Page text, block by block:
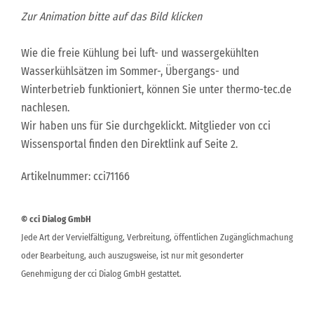
Zur Animation bitte auf das Bild klicken
Wie die freie Kühlung bei luft- und wassergekühlten
Wasserkühlsätzen im Sommer-, Übergangs- und
Winterbetrieb funktioniert, können Sie unter thermo-tec.de
nachlesen.
Wir haben uns für Sie durchgeklickt. Mitglieder von cci
Wissensportal finden den Direktlink auf Seite 2.
Artikelnummer: cci71166
© cci Dialog GmbH
Jede Art der Vervielfältigung, Verbreitung, öffentlichen Zugänglichmachung
oder Bearbeitung, auch auszugsweise, ist nur mit gesonderter
Genehmigung der cci Dialog GmbH gestattet.